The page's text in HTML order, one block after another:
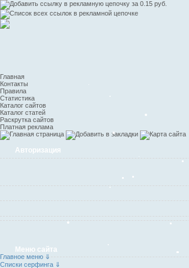
Главная
Контакты
Правила
Статистика
Каталог сайтов
Каталог статей
Раскрутка сайтов
Платная реклама
Авторизация
Меню сайта
Главное меню ⇓
Списки серфинга ⇓